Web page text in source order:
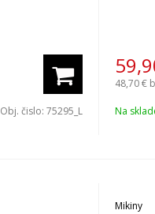
Obj. čislo:75295_L
48,70 €
Na
Mikiny